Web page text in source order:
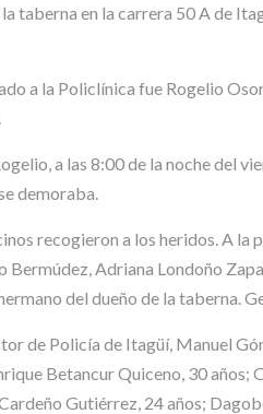
taberna en la carrera 50 A de
a la Policlínica fue Rogelio
a las 8:00 de la noche del
demoraba.
recogieron a los heridos. A
Bermúdez, Adriana Londoño
del dueño de la taberna.
de Policía de Itagüí, Manuel
Betancur Quiceno, 30
Gutiérrez, 24 años;